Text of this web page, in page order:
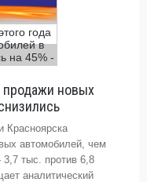
продажи новых
Красноярска
автомобилей, чем
тыс. против 6,8
аналитический